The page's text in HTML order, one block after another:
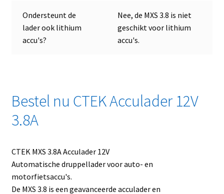
Ondersteunt de
lader ook lithium
accu's?
Nee, de MXS 3.8 is niet
geschikt voor lithium
accu's.
Bestel nu CTEK Acculader 12V
3.8A
CTEK MXS 3.8A Acculader 12V
Automatische druppellader voor auto- en
motorfietsaccu's.
De MXS 3.8 is een geavanceerde acculader en